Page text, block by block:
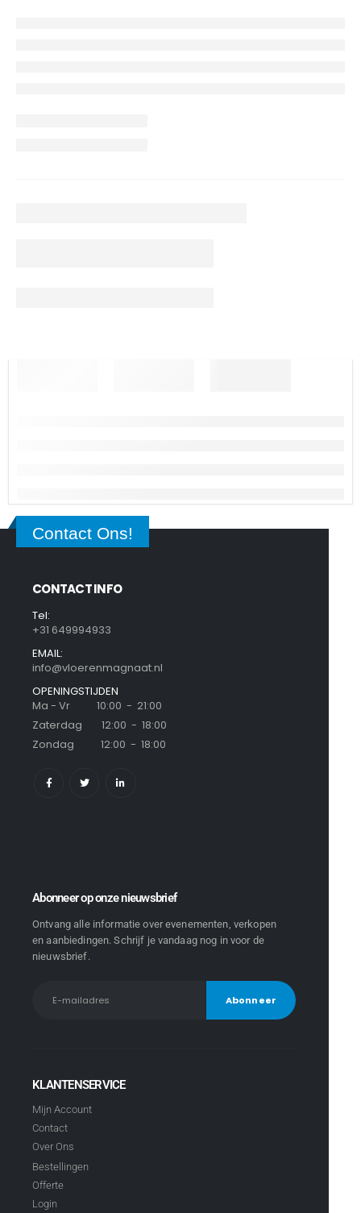
Contact Ons!
CONTACT INFO
Tel:
+31 649994933
EMAIL:
info@vloerenmagnaat.nl
OPENINGSTIJDEN
Ma - Vr 10:00 - 21:00
Zaterdag 12:00 - 18:00
Zondag 12:00 - 18:00
Abonneer op onze nieuwsbrief
Ontvang alle informatie over evenementen, verkopen
en aanbiedingen. Schrijf je vandaag nog in voor de
nieuwsbrief.
KLANTENSERVICE
Mijn Account
Contact
Over Ons
Bestellingen
Offerte
Login